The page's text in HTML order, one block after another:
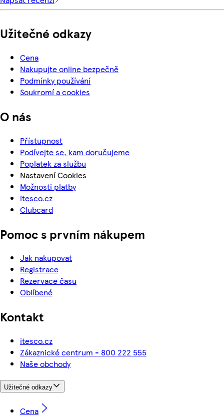
Užitečné odkazy
Cena
Nakupujte online bezpečně
Podmínky používání
Soukromí a cookies
O nás
Přístupnost
Podívejte se, kam doručujeme
Poplatek za službu
Nastavení Cookies
Možnosti platby
itesco.cz
Clubcard
Pomoc s prvním nákupem
Jak nakupovat
Registrace
Rezervace času
Oblíbené
Kontakt
itesco.cz
Zákaznické centrum - 800 222 555
Naše obchody
Užitečné odkazy
Cena